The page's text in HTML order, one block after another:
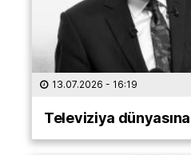
13.07.2026 - 16:19
Televiziya dünyasına